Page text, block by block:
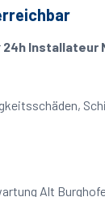
24h Installateur
Alt